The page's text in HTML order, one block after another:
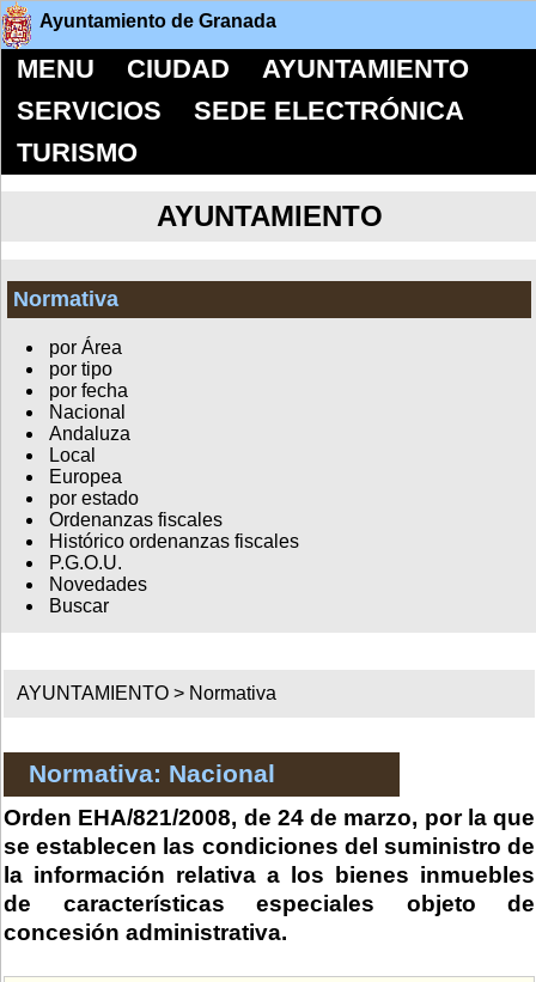
Ayuntamiento de Granada
MENU CIUDAD
AYUNTAMIENTO
SERVICIOS
SEDE ELECTRÓNICA
TURISMO
AYUNTAMIENTO
Normativa
por Área
por tipo
por fecha
Nacional
Andaluza
Local
Europea
por estado
Ordenanzas fiscales
Histórico ordenanzas fiscales
P.G.O.U.
Novedades
Buscar
AYUNTAMIENTO > Normativa
Normativa: Nacional
Orden EHA/821/2008, de 24 de marzo, por la que
se establecen las condiciones del suministro de
la información relativa a los bienes inmuebles
de características especiales objeto de
concesión administrativa.